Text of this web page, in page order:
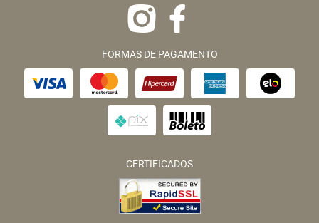
FORMAS DE PAGAMENTO
CERTIFICADOS